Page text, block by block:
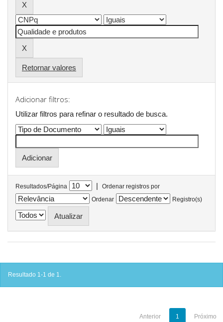
Retornar valores
Adicionar filtros:
Utilizar filtros para refinar o resultado de busca.
Resultados/Página |
Ordenar registros por
Ordenar
Registro(s)
Resultado 1-1 de 1.
Anterior 1 Próximo